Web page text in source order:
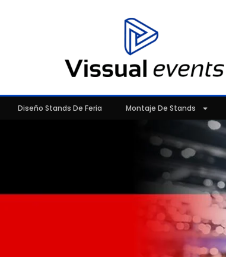
Diseño Stands De Feria Montaje De Stands